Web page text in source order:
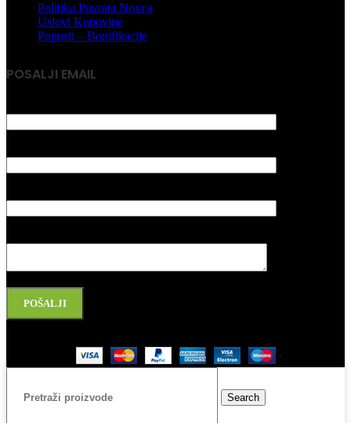
Politika Povrata Novca
Uslovi Kupovine
Popusti – Bonifikacije
POSALJI EMAIL
Search